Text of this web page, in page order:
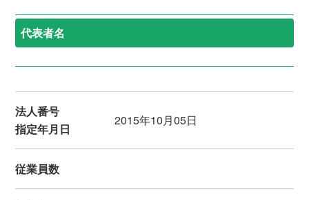
代表者名
法人番号
指定年月日
2015年10月05日
従業員数